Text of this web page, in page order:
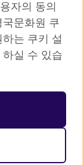
for cultural
charity:
동빌딩B동) 2층
8006 어린이
자의 동의
문화원 쿠
는 쿠키 설
실 수 있습